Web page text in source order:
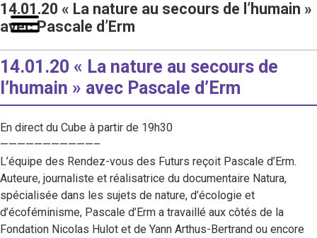
14.01.20 « La nature au secours de
l’humain » avec Pascale d’Erm
14.01.20 « La nature au secours de l’humain »
avec Pascale d’Erm
En direct du Cube à partir de 19h30
———————————–
L’équipe des Rendez-vous des Futurs reçoit Pascale d’Erm.
Auteure, journaliste et réalisatrice du documentaire Natura,
spécialisée dans les sujets de nature, d’écologie et
d’écoféminisme, Pascale d’Erm a travaillé aux côtés de la
Fondation Nicolas Hulot et de Yann Arthus-Bertrand ou encore